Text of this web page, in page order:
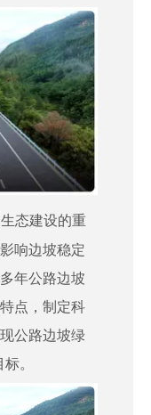
态建设的重
响边坡稳定
年公路边坡
点，制定科
公路边坡绿
。